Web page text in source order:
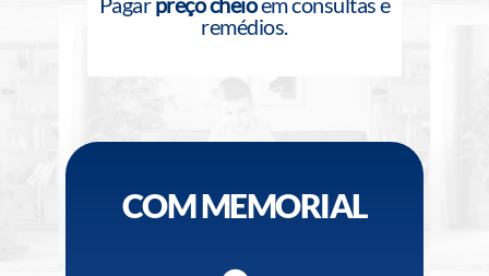
remédios.
COM MEMORIAL